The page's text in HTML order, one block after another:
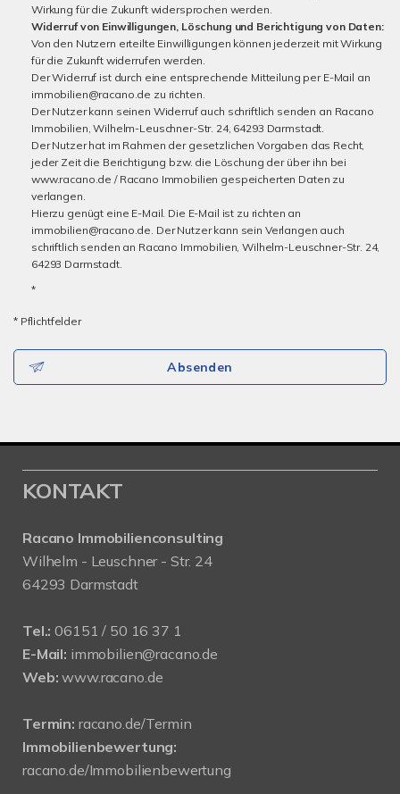
Wirkung für die Zukunft widersprochen werden.
Widerruf von Einwilligungen, Löschung und Berichtigung von Daten:
Von den Nutzern erteilte Einwilligungen können jederzeit mit Wirkung
für die Zukunft widerrufen werden.
Der Widerruf ist durch eine entsprechende Mitteilung per E-Mail an
immobilien@racano.de zu richten.
Der Nutzer kann seinen Widerruf auch schriftlich senden an Racano
Immobilien, Wilhelm-Leuschner-Str. 24, 64293 Darmstadt.
Der Nutzer hat im Rahmen der gesetzlichen Vorgaben das Recht,
jeder Zeit die Berichtigung bzw. die Löschung der über ihn bei
www.racano.de / Racano Immobilien gespeicherten Daten zu
verlangen.
Hierzu genügt eine E-Mail. Die E-Mail ist zu richten an
immobilien@racano.de. Der Nutzer kann sein Verlangen auch
schriftlich senden an Racano Immobilien, Wilhelm-Leuschner-Str. 24,
64293 Darmstadt.
*
* Pflichtfelder
Absenden
KONTAKT
Racano Immobilienconsulting
Wilhelm - Leuschner - Str. 24
64293 Darmstadt
Tel.: 06151 / 50 16 37 1
E-Mail: immobilien@racano.de
Web: www.racano.de
Termin: racano.de/Termin
Immobilienbewertung:
racano.de/Immobilienbewertung